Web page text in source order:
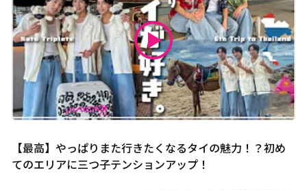
【最高】やっぱりまた行きたくなるタイの魅力！？初め
てのエリアに三つ子テンションアップ！